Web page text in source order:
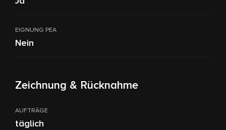
EIGNUNG PEA
Nein
Zeichnung & Rücknahme
AUFTRÄGE
täglich